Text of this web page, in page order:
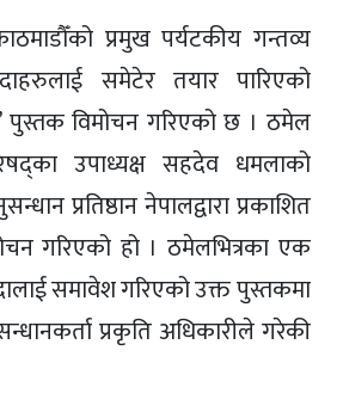
प्रमुख पर्यटकीय गन्तव्य
समेटेर तयार पारिएको
पुस्तक विमोचन गरिएको छ । ठमेल
उपाध्यक्ष सहदेव धमलाको
प्रतिष्ठान नेपालद्वारा प्रकाशित
गरिएको हो । ठमेलभित्रका एक
समावेश गरिएको उक्त पुस्तकमा
प्रकृति अधिकारीले गरेकी